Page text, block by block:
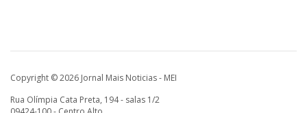
Copyright © 2026 Jornal Mais Noticias - MEI
Rua Olímpia Cata Preta, 194 - salas 1/2